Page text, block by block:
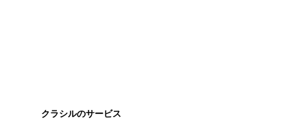
クラシルのサービス